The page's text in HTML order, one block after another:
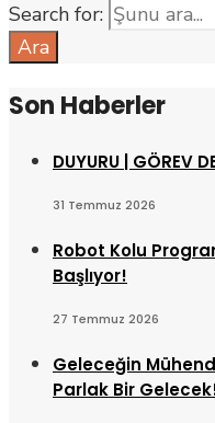
Search for:
Ara
Son Haberler
DUYURU | GÖREV
31 Temmuz 2026
Robot Kolu
Başlıyor!
27 Temmuz 2026
Geleceğin
Parlak Bir